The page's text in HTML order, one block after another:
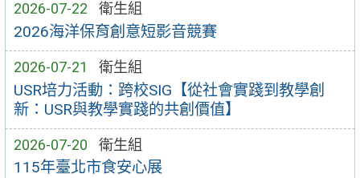
2026-07-22 衛生組
2026海洋保育創意短影音競賽
2026-07-21 衛生組
USR培力活動：跨校SIG【從社會實踐到教學創
新：USR與教學實踐的共創價值】
2026-07-20 衛生組
115年臺北市食安心展